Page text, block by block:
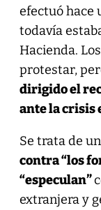
efectuó hace
todavía
Hacienda.
protestar,
dirigido el
ante la crisis
Se trata de
contra “los
“especulan”
extranjera y